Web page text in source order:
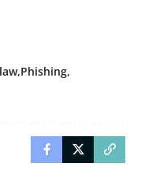
Phishing